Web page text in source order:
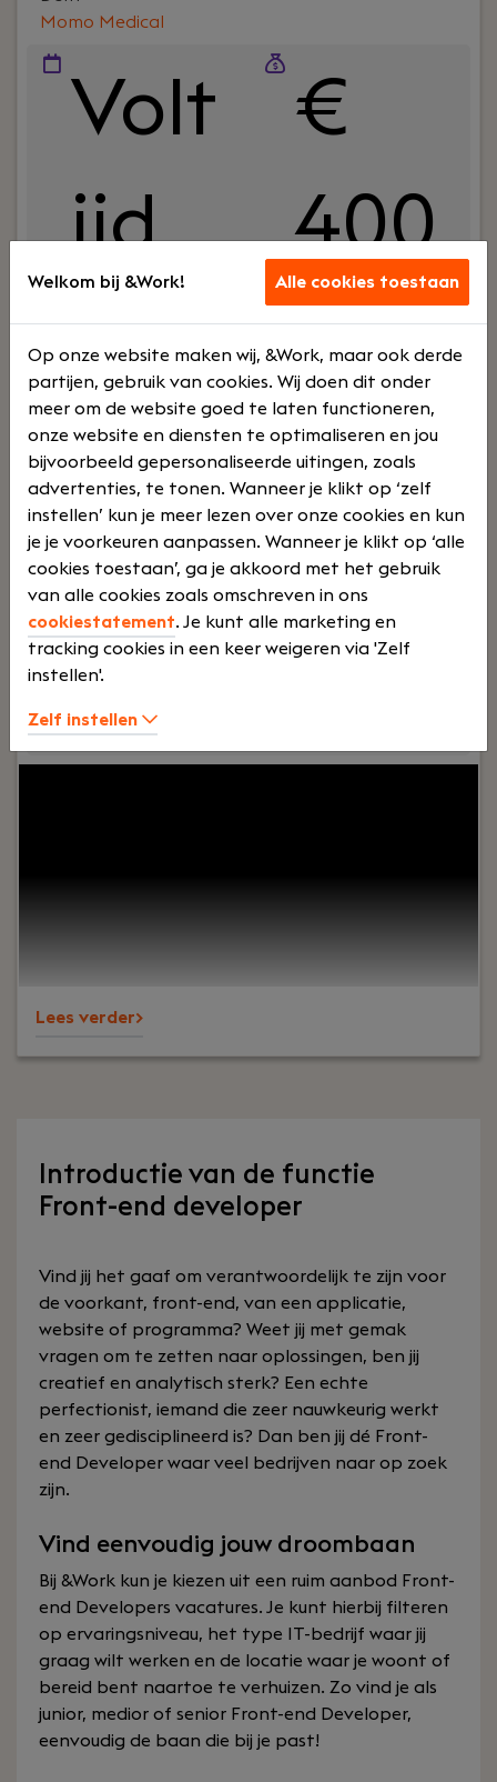
Momo Medical
Volt
ijd
€
400
0 -
€
500
Lees verder>
Introductie van de functie
Front-end developer
Vind jij het gaaf om verantwoordelijk te zijn voor
de voorkant, front-end, van een applicatie,
website of programma? Weet jij met gemak
vragen om te zetten naar oplossingen, ben jij
creatief en analytisch sterk? Een echte
perfectionist, iemand die zeer nauwkeurig werkt
en zeer gedisciplineerd is? Dan ben jij dé Front-
end Developer waar veel bedrijven naar op zoek
zijn.
Vind eenvoudig jouw droombaan
Bij &Work kun je kiezen uit een ruim aanbod Front-
end Developers vacatures. Je kunt hierbij filteren
op ervaringsniveau, het type IT-bedrijf waar jij
graag wilt werken en de locatie waar je woont of
bereid bent naartoe te verhuizen. Zo vind je als
junior, medior of senior Front-end Developer,
eenvoudig de baan die bij je past!
Welkom bij &Work! Alle cookies toestaan
Op onze website maken wij, &Work, maar ook derde
partijen, gebruik van cookies. Wij doen dit onder
meer om de website goed te laten functioneren,
onze website en diensten te optimaliseren en jou
bijvoorbeeld gepersonaliseerde uitingen, zoals
advertenties, te tonen. Wanneer je klikt op ‘zelf
instellen’ kun je meer lezen over onze cookies en kun
je je voorkeuren aanpassen. Wanneer je klikt op ‘alle
cookies toestaan’, ga je akkoord met het gebruik
van alle cookies zoals omschreven in ons
cookiestatement. Je kunt alle marketing en
tracking cookies in een keer weigeren via 'Zelf
instellen'.
Zelf instellen